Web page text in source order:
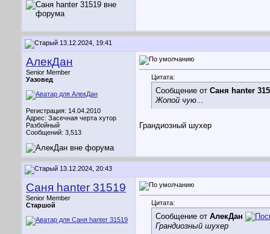
13.12.2024, 19:41
АлекДан
Senior Member
Уазовед
Регистрация: 14.04.2010
Адрес: Засечная черта хутор
Разбойный
Сообщений: 3,513
Цитата:
Сообщение от Саня hanter
Жопой чую...
Грандиозный шухер
13.12.2024, 20:43
Саня hanter 31519
Senior Member
Старшой
Цитата:
Сообщение от АлекДан
Грандиозный шухер